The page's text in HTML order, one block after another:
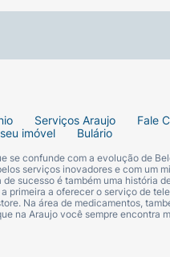
fios.
na mão ou
atividades ao ar
Serviços Araujo
Fale
imóvel Bulário
se confunde com a evolução de
serviços inovadores e com um
sucesso é também uma história
primeira a oferecer o serviço de
Na área de medicamentos,
na Araujo você sempre encontra